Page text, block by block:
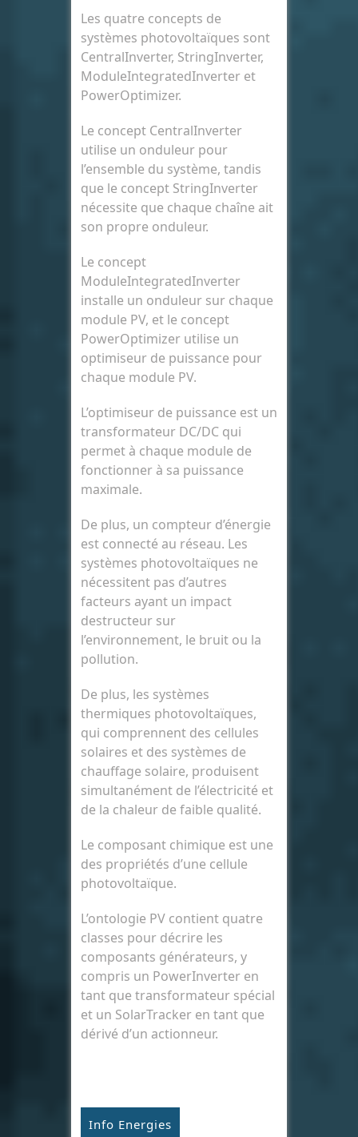
Les quatre concepts de
systèmes photovoltaïques sont
CentralInverter, StringInverter,
ModuleIntegratedInverter et
PowerOptimizer.
Le concept CentralInverter
utilise un onduleur pour
l’ensemble du système, tandis
que le concept StringInverter
nécessite que chaque chaîne ait
son propre onduleur.
Le concept
ModuleIntegratedInverter
installe un onduleur sur chaque
module PV, et le concept
PowerOptimizer utilise un
optimiseur de puissance pour
chaque module PV.
L’optimiseur de puissance est un
transformateur DC/DC qui
permet à chaque module de
fonctionner à sa puissance
maximale.
De plus, un compteur d’énergie
est connecté au réseau. Les
systèmes photovoltaïques ne
nécessitent pas d’autres
facteurs ayant un impact
destructeur sur
l’environnement, le bruit ou la
pollution.
De plus, les systèmes
thermiques photovoltaïques,
qui comprennent des cellules
solaires et des systèmes de
chauffage solaire, produisent
simultanément de l’électricité et
de la chaleur de faible qualité.
Le composant chimique est une
des propriétés d’une cellule
photovoltaïque.
L’ontologie PV contient quatre
classes pour décrire les
composants générateurs, y
compris un PowerInverter en
tant que transformateur spécial
et un SolarTracker en tant que
dérivé d’un actionneur.
Info Energies